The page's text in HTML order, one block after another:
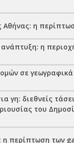
Αθήνας: η
ανάπτυξη: η
σε
διεθνείς
του
η περίπτωση των